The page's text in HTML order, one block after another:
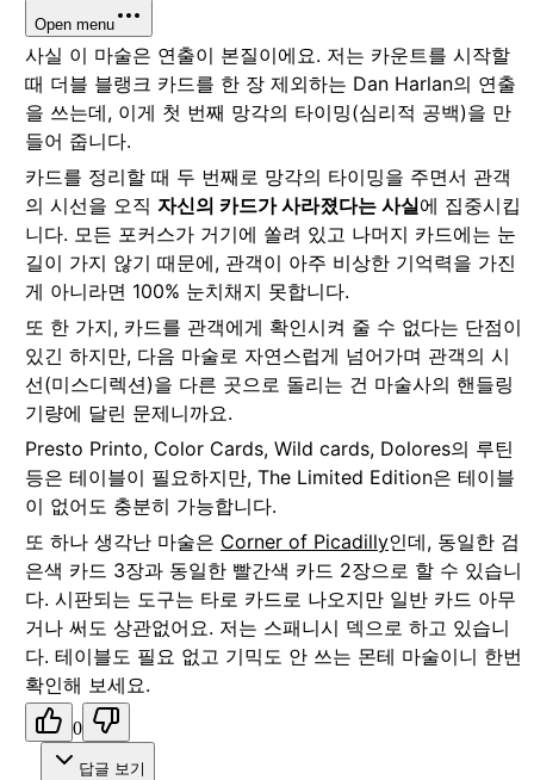
Open menu
사실 이 마술은 연출이 본질이에요. 저는 카운트를 시작할
때 더블 블랭크 카드를 한 장 제외하는 Dan Harlan의 연출
을 쓰는데, 이게 첫 번째 망각의 타이밍(심리적 공백)을 만
들어 줍니다.
카드를 정리할 때 두 번째로 망각의 타이밍을 주면서 관객
의 시선을 오직 자신의 카드가 사라졌다는 사실에 집중시킵
니다. 모든 포커스가 거기에 쏠려 있고 나머지 카드에는 눈
길이 가지 않기 때문에, 관객이 아주 비상한 기억력을 가진
게 아니라면 100% 눈치채지 못합니다.
또 한 가지, 카드를 관객에게 확인시켜 줄 수 없다는 단점이
있긴 하지만, 다음 마술로 자연스럽게 넘어가며 관객의 시
선(미스디렉션)을 다른 곳으로 돌리는 건 마술사의 핸들링
기량에 달린 문제니까요.
Presto Printo, Color Cards, Wild cards, Dolores의 루틴
등은 테이블이 필요하지만, The Limited Edition은 테이블
이 없어도 충분히 가능합니다.
또 하나 생각난 마술은 Corner of Picadilly인데, 동일한 검
은색 카드 3장과 동일한 빨간색 카드 2장으로 할 수 있습니
다. 시판되는 도구는 타로 카드로 나오지만 일반 카드 아무
거나 써도 상관없어요. 저는 스패니시 덱으로 하고 있습니
다. 테이블도 필요 없고 기믹도 안 쓰는 몬테 마술이니 한번
확인해 보세요.
0
답글 보기